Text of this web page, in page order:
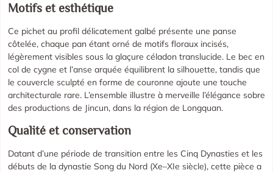
Motifs et esthétique
Ce pichet au profil délicatement galbé présente une panse
côtelée, chaque pan étant orné de motifs floraux incisés,
légèrement visibles sous la glaçure céladon translucide. Le bec en
col de cygne et l’anse arquée équilibrent la silhouette, tandis que
le couvercle sculpté en forme de couronne ajoute une touche
architecturale rare. L’ensemble illustre à merveille l’élégance sobre
des productions de Jincun, dans la région de Longquan.
Qualité et conservation
Datant d’une période de transition entre les Cinq Dynasties et les
débuts de la dynastie Song du Nord (Xe–XIe siècle), cette pièce a